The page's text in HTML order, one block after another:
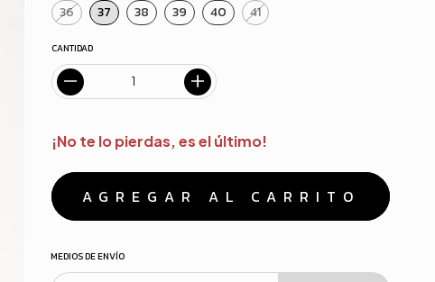
36 37 38 39 40 41
CANTIDAD
¡No te lo pierdas, es el último!
MEDIOS DE ENVÍO